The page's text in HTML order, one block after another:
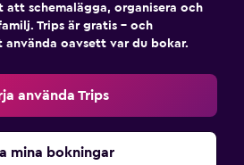
att schemalägga, organisera och
Trips är gratis – och
oavsett var du bokar.
använda Trips
mina bokningar